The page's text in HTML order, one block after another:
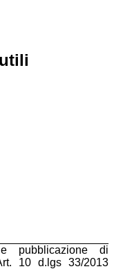
pubblicazione di
10 d.lgs 33/2013